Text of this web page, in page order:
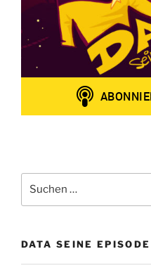
nach:
DATA SEINE